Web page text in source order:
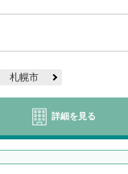
札幌市
詳細を見る